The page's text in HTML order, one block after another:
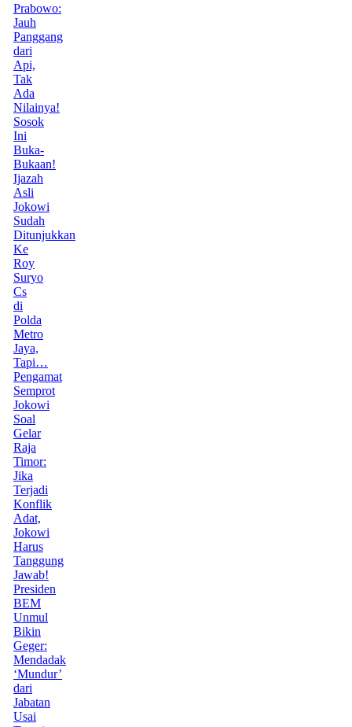
Prabowo:
Jauh
Panggang
dari
Api,
Tak
Ada
Nilainya!
Sosok
Ini
Buka-
Bukaan!
Ijazah
Asli
Jokowi
Sudah
Ditunjukkan
Ke
Roy
Suryo
Cs
di
Polda
Metro
Jaya,
Tapi…
Pengamat
Semprot
Jokowi
Soal
Gelar
Raja
Timor:
Jika
Terjadi
Konflik
Adat,
Jokowi
Harus
Tanggung
Jawab!
Presiden
BEM
Unmul
Bikin
Geger:
Mendadak
‘Mundur’
dari
Jabatan
Usai